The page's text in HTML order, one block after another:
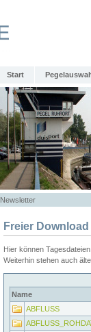
Start
Newsletter
Freier
Hier können
Weiterhin stehen auch
Name
ABFLUSS